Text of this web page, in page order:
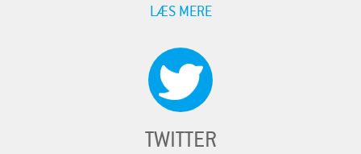
LÆS MERE
TWITTER